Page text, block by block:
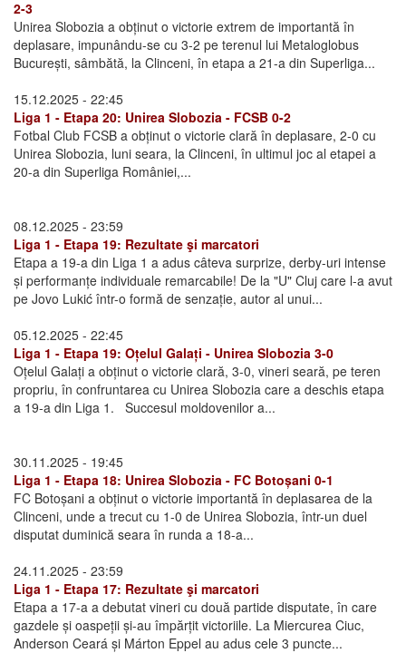
2-3
Unirea Slobozia a obținut o victorie extrem de importantă în
deplasare, impunându-se cu 3-2 pe terenul lui Metaloglobus
București, sâmbătă, la Clinceni, în etapa a 21-a din Superliga...
15.12.2025 - 22:45
Liga 1 - Etapa 20: Unirea Slobozia - FCSB 0-2
Fotbal Club FCSB a obținut o victorie clară în deplasare, 2-0 cu
Unirea Slobozia, luni seara, la Clinceni, în ultimul joc al etapei a
20-a din Superliga României,...
08.12.2025 - 23:59
Liga 1 - Etapa 19: Rezultate şi marcatori
Etapa a 19-a din Liga 1 a adus câteva surprize, derby-uri intense
și performanțe individuale remarcabile! De la "U" Cluj care l-a avut
pe Jovo Lukić într-o formă de senzație, autor al unui...
05.12.2025 - 22:45
Liga 1 - Etapa 19: Oțelul Galați - Unirea Slobozia 3-0
Oțelul Galați a obținut o victorie clară, 3-0, vineri seară, pe teren
propriu, în confruntarea cu Unirea Slobozia care a deschis etapa
a 19-a din Liga 1. Succesul moldovenilor a...
30.11.2025 - 19:45
Liga 1 - Etapa 18: Unirea Slobozia - FC Botoșani 0-1
FC Botoșani a obținut o victorie importantă în deplasarea de la
Clinceni, unde a trecut cu 1-0 de Unirea Slobozia, într-un duel
disputat duminică seara în runda a 18-a...
24.11.2025 - 23:59
Liga 1 - Etapa 17: Rezultate şi marcatori
Etapa a 17-a a debutat vineri cu două partide disputate, în care
gazdele și oaspeții și-au împărțit victoriile. La Miercurea Ciuc,
Anderson Ceará și Márton Eppel au adus cele 3 puncte...